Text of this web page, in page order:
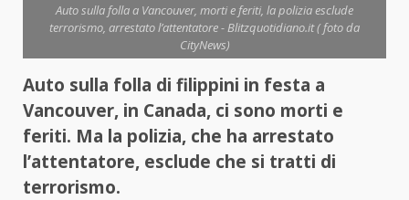
Auto sulla folla a Vancouver, morti e feriti, la polizia esclude
terrorismo, arrestato l’attentatore - Blitzquotidiano.it ( foto da
CityNews)
Auto sulla folla di filippini in festa a
Vancouver, in Canada, ci sono morti e
feriti. Ma la polizia, che ha arrestato
l’attentatore, esclude che si tratti di
terrorismo.